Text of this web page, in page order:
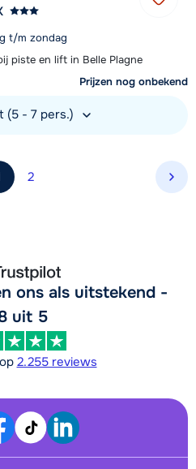
t/m zondag
piste en lift in Belle Plagne
Prijzen nog onbekend
(5 - 7 pers.)
2
ons als uitstekend -
uit 5
2.255 reviews